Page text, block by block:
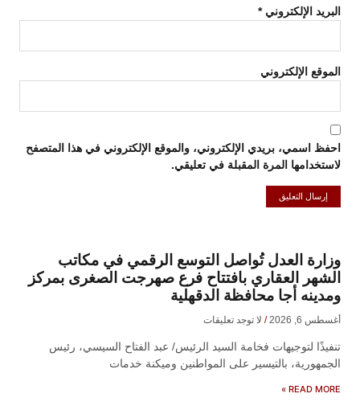
البريد الإلكتروني*
الموقع الإلكتروني
احفظ اسمي، بريدي الإلكتروني، والموقع الإلكتروني في هذا المتصفح
لاستخدامها المرة المقبلة في تعليقي.
وزارة العدل تُواصل التوسع الرقمي في مكاتب
الشهر العقاري بافتتاح فرع صهرجت الصغرى بمركز
ومدينه أجا محافظة الدقهلية
أغسطس 6, 2026 لا توجد تعليقات
تنفيذًا لتوجيهات فخامة السيد الرئيس/ عبد الفتاح السيسي، رئيس
الجمهورية، بالتيسير على المواطنين وميكنة خدمات
READ MORE »